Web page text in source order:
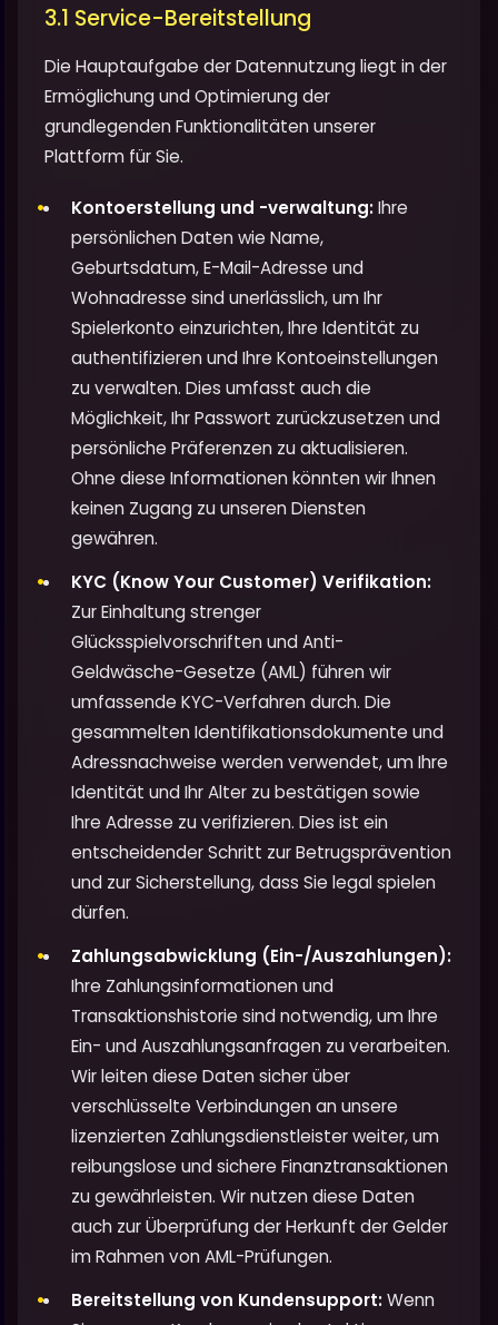
3.1 Service-Bereitstellung
Die Hauptaufgabe der Datennutzung liegt in der
Ermöglichung und Optimierung der
grundlegenden Funktionalitäten unserer
Plattform für Sie.
Kontoerstellung und -verwaltung:Ihre
persönlichen Daten wie Name,
Geburtsdatum, E-Mail-Adresse und
Wohnadresse sind unerlässlich, um Ihr
Spielerkonto einzurichten, Ihre Identität zu
authentifizieren und Ihre Kontoeinstellungen
zu verwalten. Dies umfasst auch die
Möglichkeit, Ihr Passwort zurückzusetzen und
persönliche Präferenzen zu aktualisieren.
Ohne diese Informationen könnten wir Ihnen
keinen Zugang zu unseren Diensten
gewähren.
KYC (Know Your Customer) Verifikation:
Zur Einhaltung strenger
Glücksspielvorschriften und Anti-
Geldwäsche-Gesetze (AML) führen wir
umfassende KYC-Verfahren durch. Die
gesammelten Identifikationsdokumente und
Adressnachweise werden verwendet, um Ihre
Identität und Ihr Alter zu bestätigen sowie
Ihre Adresse zu verifizieren. Dies ist ein
entscheidender Schritt zur Betrugsprävention
und zur Sicherstellung, dass Sie legal spielen
dürfen.
Zahlungsabwicklung (Ein-/Auszahlungen):
Ihre Zahlungsinformationen und
Transaktionshistorie sind notwendig, um Ihre
Ein- und Auszahlungsanfragen zu verarbeiten.
Wir leiten diese Daten sicher über
verschlüsselte Verbindungen an unsere
lizenzierten Zahlungsdienstleister weiter, um
reibungslose und sichere Finanztransaktionen
zu gewährleisten. Wir nutzen diese Daten
auch zur Überprüfung der Herkunft der Gelder
im Rahmen von AML-Prüfungen.
Bereitstellung von Kundensupport:Wenn